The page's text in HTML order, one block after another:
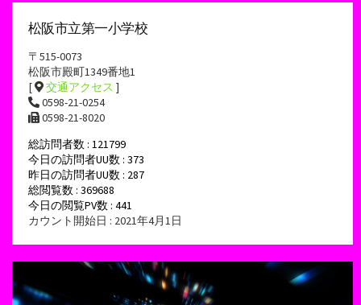
松阪市立第一小学校
〒515-0073
松阪市殿町1349番地1
[
交通アクセス ]
0598-21-0254
0598-21-8020
総訪問者数 : 121799
今日の訪問者UU数 : 373
昨日の訪問者UU数 : 287
総閲覧数 : 369688
今日の閲覧PV数 : 441
カウント開始日 : 2021年4月1日